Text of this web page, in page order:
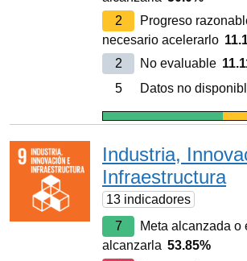
2
Progreso
necesario acelerarlo
2
No evaluable
5
Datos no
Industria,
Infraestructura
13 indicadores
7
Meta alcanzada o
alcanzarla 53.85%